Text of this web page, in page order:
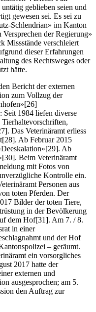
geblieben seien und
gewesen sei. Es sei zu
Schlendrian» im Kanton
der Regierung»
Missstände verschleiert
dieser Erfahrungen
des Rechtsweges oder
hätte.
Bericht der externen
zum Vollzug der
Seit 1984 liefen diverse
Das Veterinäramt erliess
Ab Februar 2015
Ab
Beim Veterinäramt
mit Fotos von
Kontrolle ein.
Personen aus
toten Pferden. Der
Bilder der toten Tiere,
in der Bevölkerung
dem Hof[31]. Am 7. / 8.
in einer
und der Hof
– geräumt.
ein vorsorgliches
2017 hatte der
externen und
ausgesprochen; am 5.
den Auftrag zur